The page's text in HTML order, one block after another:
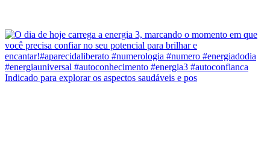
Indicado para explorar os aspectos saudáveis e pos